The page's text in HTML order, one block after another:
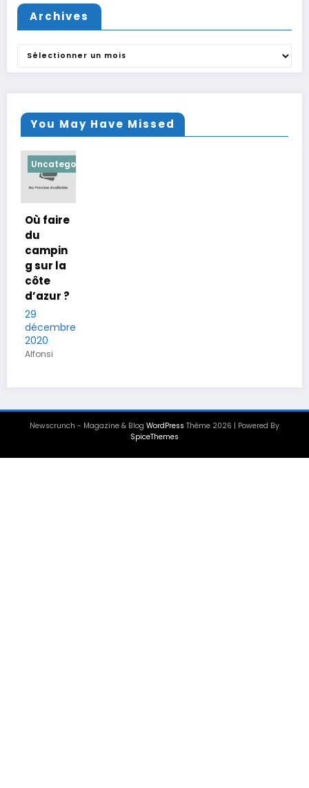
Archives
Archives
You May Have Missed
Uncategorized
Où faire
du
campin
g sur la
côte
d’azur ?
29
décembre
2020
Alfonsi
Newscrunch - Magazine & Blog WordPress Thème 2026 | Powered By
SpiceThemes